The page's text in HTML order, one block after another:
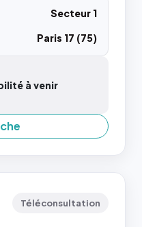
Secteur 1
Paris 17 (75)
à venir
Téléconsultation